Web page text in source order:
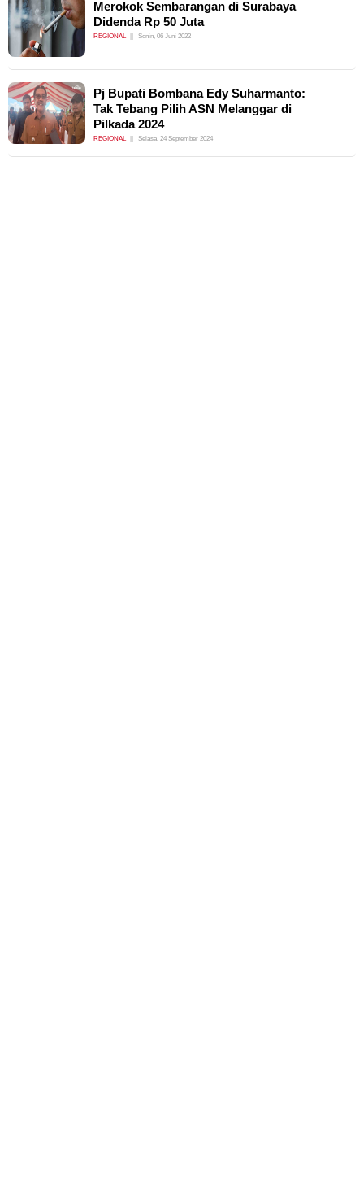
Merokok Sembarangan di Surabaya
Didenda Rp 50 Juta
REGIONAL Senin, 06 Juni 2022
Pj Bupati Bombana Edy Suharmanto:
Tak Tebang Pilih ASN Melanggar di
Pilkada 2024
REGIONAL Selasa, 24 September 2024